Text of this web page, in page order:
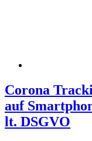
Corona
auf
lt. DSGVO